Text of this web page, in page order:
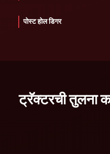
पोस्ट होल डिगर
ट्रॅक्टरची तुलना